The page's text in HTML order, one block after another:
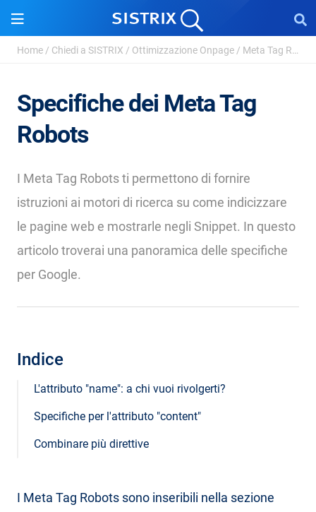
Home / Chiedi a SISTRIX / Ottimizzazione Onpage / Meta Tag Robots
Specifiche dei Meta Tag
Robots
I Meta Tag Robots ti permettono di fornire
istruzioni ai motori di ricerca su come indicizzare
le pagine web e mostrarle negli Snippet. In questo
articolo troverai una panoramica delle specifiche
per Google.
Indice
L'attributo "name": a chi vuoi rivolgerti?
Specifiche per l'attributo "content"
Combinare più direttive
I Meta Tag Robots sono inseribili nella sezione